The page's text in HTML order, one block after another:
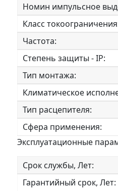
Номин импульсное
Класс
Частота:
Степень защиты - IP:
Тип монтажа:
Климатическое
Тип расцепителя:
Сфера применения:
Эксплуатационные
Срок службы, Лет:
Гарантийный срок, Лет: